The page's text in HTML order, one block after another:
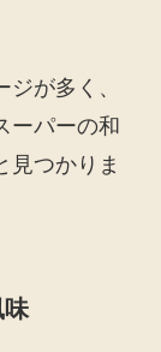
が多く、
ーパーの和
見つかりま
味